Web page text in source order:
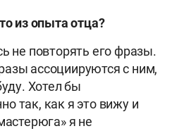
из опыта отца?
не повторять его фразы.
ассоциируются с ним,
Хотел бы
так, как я это вижу и
я не